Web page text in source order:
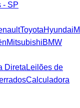
- SP
ToyotaHyundai
MitsubishiBMW
Direta Leilões de
Calculadora